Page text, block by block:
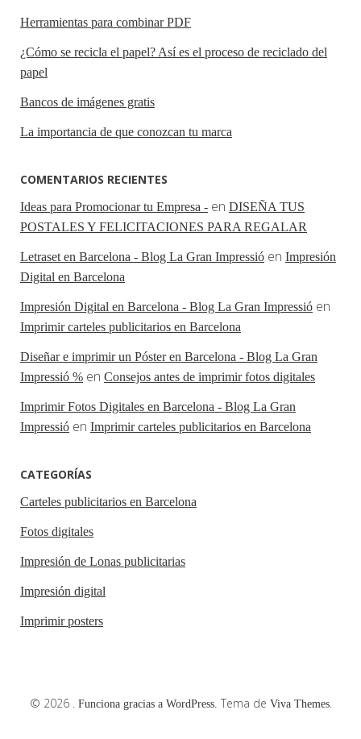
Herramientas para combinar PDF
¿Cómo se recicla el papel? Así es el proceso de reciclado del
papel
Bancos de imágenes gratis
La importancia de que conozcan tu marca
COMENTARIOS RECIENTES
Ideas para Promocionar tu Empresa - en DISEÑA TUS
POSTALES Y FELICITACIONES PARA REGALAR
Letraset en Barcelona - Blog La Gran Impressió en Impresión
Digital en Barcelona
Impresión Digital en Barcelona - Blog La Gran Impressió en
Imprimir carteles publicitarios en Barcelona
Diseñar e imprimir un Póster en Barcelona - Blog La Gran
Impressió % en Consejos antes de imprimir fotos digitales
Imprimir Fotos Digitales en Barcelona - Blog La Gran
Impressió en Imprimir carteles publicitarios en Barcelona
CATEGORÍAS
Carteles publicitarios en Barcelona
Fotos digitales
Impresión de Lonas publicitarias
Impresión digital
Imprimir posters
© 2026 . Funciona gracias a WordPress. Tema de Viva Themes.